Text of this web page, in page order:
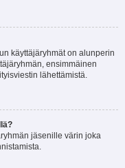
käyttäjäryhmät on alunperin
ensimmäinen
lähettämistä.
jäsenille värin joka